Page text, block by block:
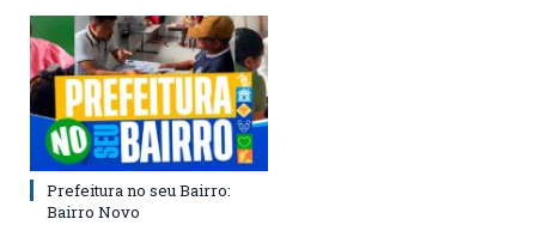
Prefeitura no seu Bairro:
Bairro Novo